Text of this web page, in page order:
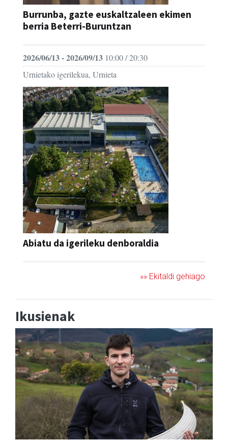
Burrunba, gazte euskaltzaleen ekimen
berria Beterri-Buruntzan
2026/06/13 - 2026/09/13 10:00 / 20:30
Urnietako igerilekua, Urnieta
Abiatu da igerileku denboraldia
»» Ekitaldi gehiago
Ikusienak